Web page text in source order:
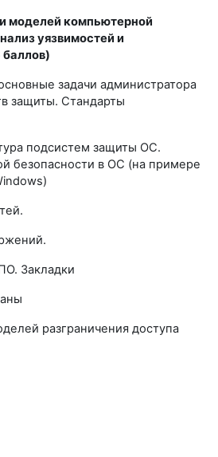
моделей компьютерной
уязвимостей и
задачи администратора
защиты. Стандарты
подсистем защиты ОС.
безопасности в ОС (на примере
Закладки
разграничения доступа